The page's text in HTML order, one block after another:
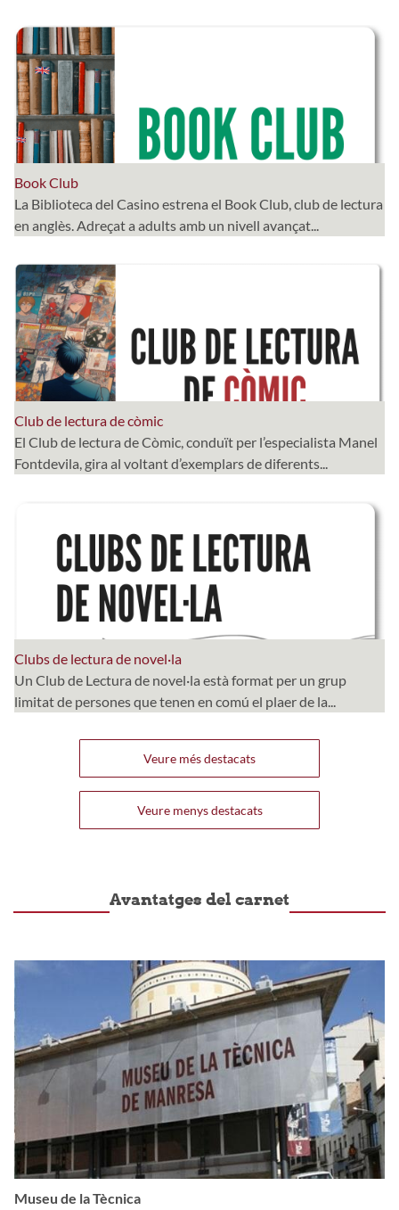
Book Club
La Biblioteca del Casino estrena el Book Club, club de lectura
en anglès. Adreçat a adults amb un nivell avançat...
Club de lectura de còmic
El Club de lectura de Còmic, conduït per l’especialista Manel
Fontdevila, gira al voltant d’exemplars de diferents...
Clubs de lectura de novel·la
Un Club de Lectura de novel·la està format per un grup
limitat de persones que tenen en comú el plaer de la...
Veure més destacats
Veure menys destacats
Avantatges del carnet
Museu de la Tècnica